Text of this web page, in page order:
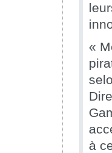
«
à